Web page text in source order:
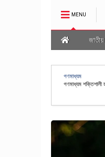
MENU
জাতীয়